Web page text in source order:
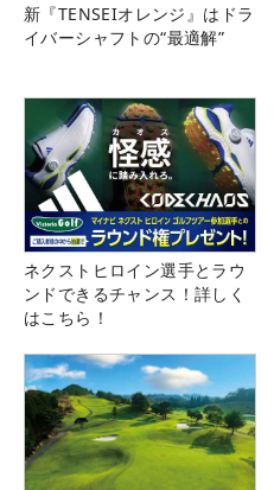
新『TENSEIオレンジ』はドラ
イバーシャフトの“最適解”
ネクストヒロイン選手とラウ
ンドできるチャンス！詳しく
はこちら！